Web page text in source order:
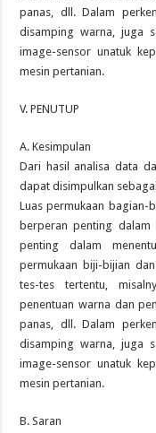
panas, dll. Dalam
disamping warna, juga
image-sensor unatuk
mesin pertanian.
V. PENUTUP
A. Kesimpulan
Dari hasil analisa data
dapat disimpulkan
Luas permukaan bagian-
berperan penting
penting dalam
permukaan biji-bijian
tes-tes tertentu,
penentuan warna dan
panas, dll. Dalam
disamping warna, juga
image-sensor unatuk
mesin pertanian.
B. Saran